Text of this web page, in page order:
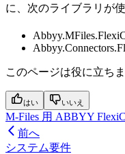
に、次のライブラリが
このページは役に立ち
はい いいえ
M-Files 用 ABBYY
前へ
システム要件